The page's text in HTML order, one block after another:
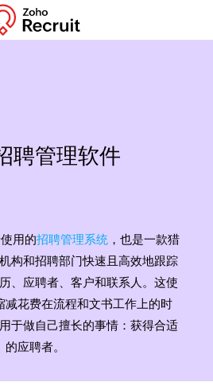
聘管理软件
用的招聘管理系统，也是一款猎
构和招聘部门快速且高效地跟踪
、应聘者、客户和联系人。这使
减花费在流程和文书工作上的时
于做自己擅长的事情：获得合适
的应聘者。